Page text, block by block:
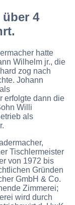
4
hatte
Wilhelm jr., die
zog nach
Johann
erfolgte dann die
Willi
als
Tischlermeister
von 1972 bis
Gründen
GmbH & Co.
Zimmerei;
wird durch